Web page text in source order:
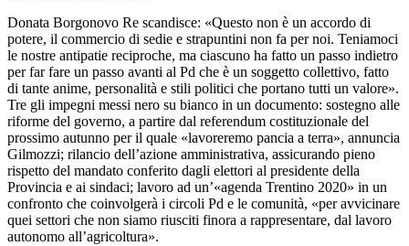
Donata Borgonovo Re scandisce: «Questo non è un accordo di
potere, il commercio di sedie e strapuntini non fa per noi. Teniamoci
le nostre antipatie reciproche, ma ciascuno ha fatto un passo indietro
per far fare un passo avanti al Pd che è un soggetto collettivo, fatto
di tante anime, personalità e stili politici che portano tutti un valore».
Tre gli impegni messi nero su bianco in un documento: sostegno alle
riforme del governo, a partire dal referendum costituzionale del
prossimo autunno per il quale «lavoreremo pancia a terra», annuncia
Gilmozzi; rilancio dell’azione amministrativa, assicurando pieno
rispetto del mandato conferito dagli elettori al presidente della
Provincia e ai sindaci; lavoro ad un’«agenda Trentino 2020» in un
confronto che coinvolgerà i circoli Pd e le comunità, «per avvicinare
quei settori che non siamo riusciti finora a rappresentare, dal lavoro
autonomo all’agricoltura».